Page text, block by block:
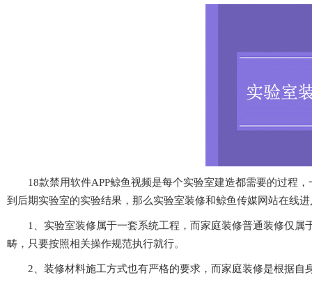
18款禁用软件APP鲸鱼视频是每个实验室建造都需要的过程
到后期实验室的实验结果，那么实验室装修和鲸鱼传媒网站
1、实验室装修属于一套系统工程，而家庭装修普通装修仅属
畴，只要按照相关操作规范执行就行。
2、装修材料施工方式也有严格的要求，而家庭装修是根据自